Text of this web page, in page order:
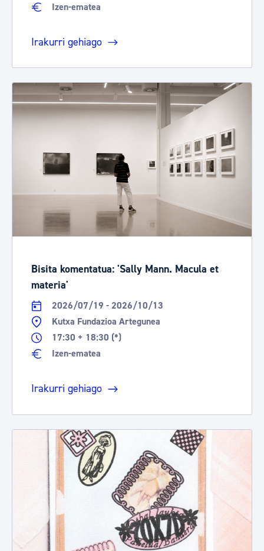
Izen-ematea
Irakurri gehiago
Bisita komentatua: 'Sally Mann. Macula et
materia'
2026/07/19 - 2026/10/13
Kutxa Fundazioa Artegunea
17:30 + 18:30 (*)
Izen-ematea
Irakurri gehiago